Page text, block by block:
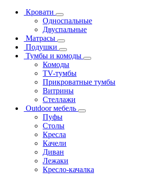
Кровати
Односпальные
Двуспальные
Матрасы
Подушки
Тумбы и комоды
Комоды
ТV-тумбы
Прикроватные тумбы
Витрины
Стеллажи
Outdoor мебель
Пуфы
Столы
Кресла
Качели
Диван
Лежаки
Кресло-качалка